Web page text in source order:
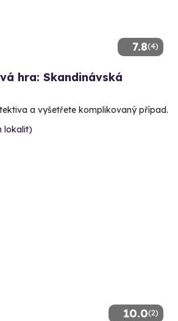
7.8(4)
hra: Skandinávská
a vyšetřete komplikovaný případ.
lokalit)
10.0(2)